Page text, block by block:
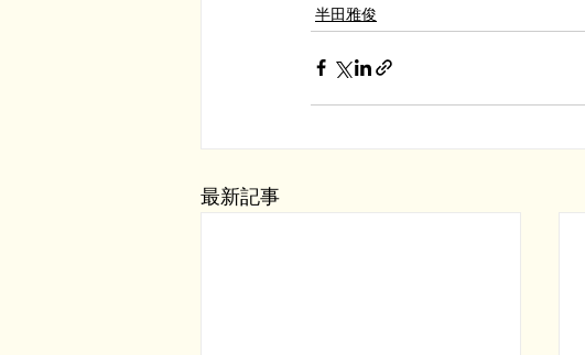
半田雅俊
最新記事